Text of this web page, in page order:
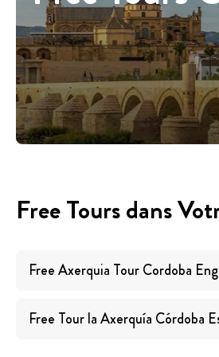
Free Tours dans
Free Axerquia Tour Cordoba
Free Tour la Axerquía Córdoba